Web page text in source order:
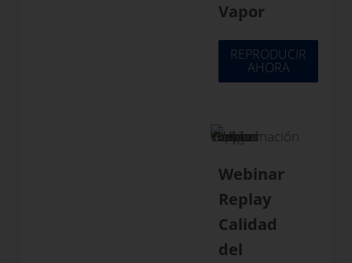
Vapor
REPRODUCIR
AHORA
Webinar
Replay
Calidad
del